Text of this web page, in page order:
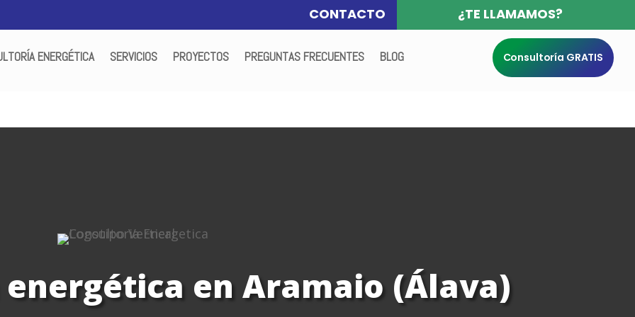
CONTACTO ¿TE LLAMAMOS?
ENERGÉTICA SERVICIOS PROYECTOS PREGUNTAS FRECUENTES BLOG Consultoría GRATIS
en Aramaio (Álava)